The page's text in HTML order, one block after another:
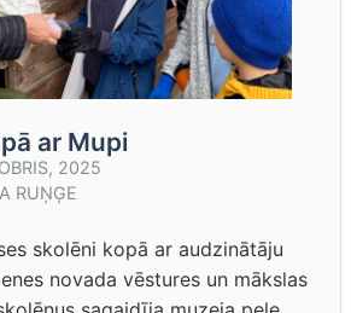
ar Mupi
2025
RUŅĢE
skolēni kopā ar audzinātāju
novada vēstures un mākslas